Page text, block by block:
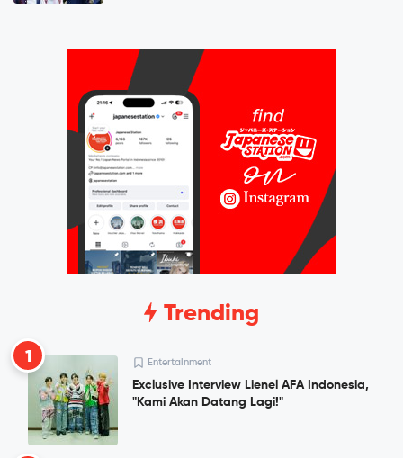
Trending
1 Entertainment
Exclusive Interview Lienel AFA Indonesia,
"Kami Akan Datang Lagi!"